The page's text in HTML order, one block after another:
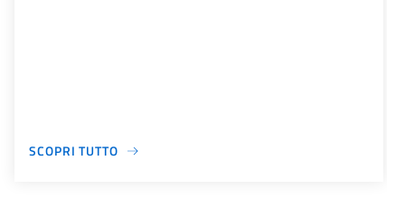
SCOPRI TUTTO